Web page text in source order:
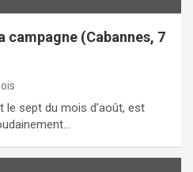
campagne (Cabannes, 7
le sept du mois d’août, est